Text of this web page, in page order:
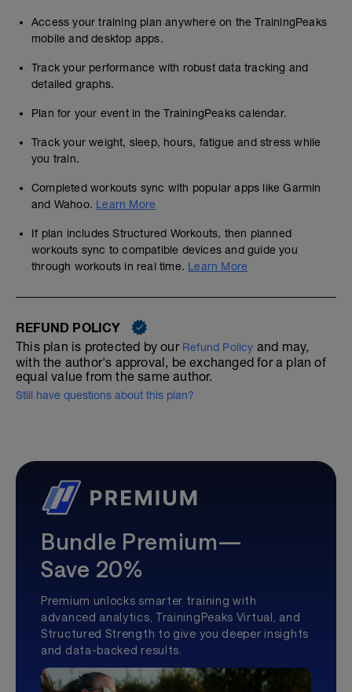
Access your training plan anywhere on the TrainingPeaks
mobile and desktop apps.
Track your performance with robust data tracking and
detailed graphs.
Plan for your event in the TrainingPeaks calendar.
Track your weight, sleep, hours, fatigue and stress while
you train.
Completed workouts sync with popular apps like Garmin
and Wahoo. Learn More
If plan includes Structured Workouts, then planned
workouts sync to compatible devices and guide you
through workouts in real time. Learn More
REFUND POLICY
This plan is protected by our Refund Policy and may,
with the author's approval, be exchanged for a plan of
equal value from the same author.
Still have questions about this plan?
Bundle Premium—
Save 20%
Premium unlocks smarter training with
advanced analytics, TrainingPeaks Virtual, and
Structured Strength to give you deeper insights
and data-backed results.